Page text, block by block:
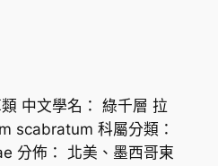
中文學名： 綠千層 拉
scabratum 科屬分類：
分佈： 北美、墨西哥東